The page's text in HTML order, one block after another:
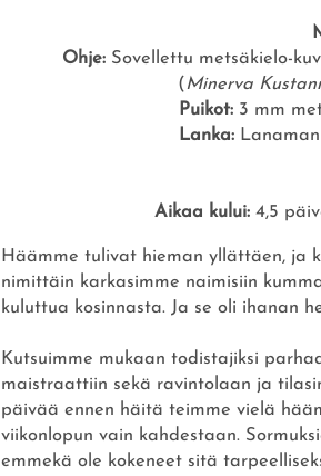
Ohje: Sovellettu metsäkielo-
(Minerva
Puikot:3 mm
Lanka:
Aikaa kului:4,5
Häämme tulivat hieman yllättäen, ja
nimittäin karkasimme naimisiin
kuluttua kosinnasta. Ja se oli ihanan
Kutsuimme mukaan todistajiksi
maistraattiin sekä ravintolaan ja
päivää ennen häitä teimme vielä
viikonlopun vain kahdestaan.
emmekä ole kokeneet sitä